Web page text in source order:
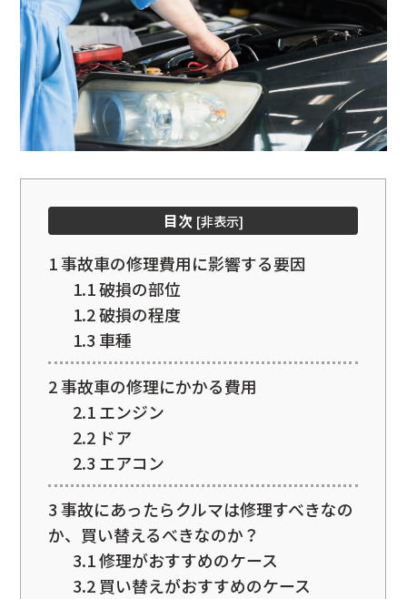
目次 [非表示]
1事故車の修理費用に影響する要因
1.1破損の部位
1.2破損の程度
1.3 車種
2事故車の修理にかかる費用
2.1エンジン
2.2 ドア
2.3 エアコン
3事故にあったらクルマは修理すべきなの
か、買い替えるべきなのか？
3.1修理がおすすめのケース
3.2 買い替えがおすすめのケース